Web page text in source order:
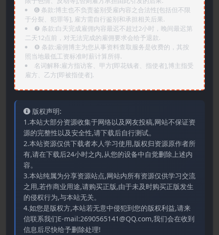
➏️ 条款:博主也不负责鉴别受雇内容之合法性[包括但不限
于分裂、犯罪等], 雇方需自行鉴别和承担相关后果.
❼ 条款:白天完成雇佣内容最迟不超过2小时，晚间最迟第
二天12点前，对无法完成的雇佣要求会给予退款.
❽ 条款:雇佣博主为您从事资料查取服务是收费的，其按
照当地最低工资标准时薪计算所得.
名词解释:雇方指访客、甲方[即花钱者、指使者],博主指受
雇方、乙方[即被指使者].
版权声明:
1.本站大部分资源收集于网络以及网友投稿,网站不保证资
源的完整性以及安全性,请下载后自行测试。
2.本站资源仅供下载者本人学习使用,版权归资源原作者所
有,请在下载后24小时之内,从您的设备中自觉删除上述内
容。
3.本站纯属为分享资源站点,网站内所有资源仅供学习交流
之用,若作商业用途,请购买正版,由于未及时购买正版发生
的侵权行为,与本站无关。
4.如您是版权方,本站若无意中侵犯到您的版权利益,请来
信联系我们E-mail:2690565141@QQ.com,我们会在收到
信息后尽快给予删除处理!